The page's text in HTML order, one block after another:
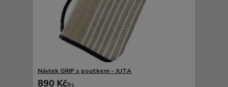
Návlek GRIP s poutkem - JUTA
890 Kč/ks